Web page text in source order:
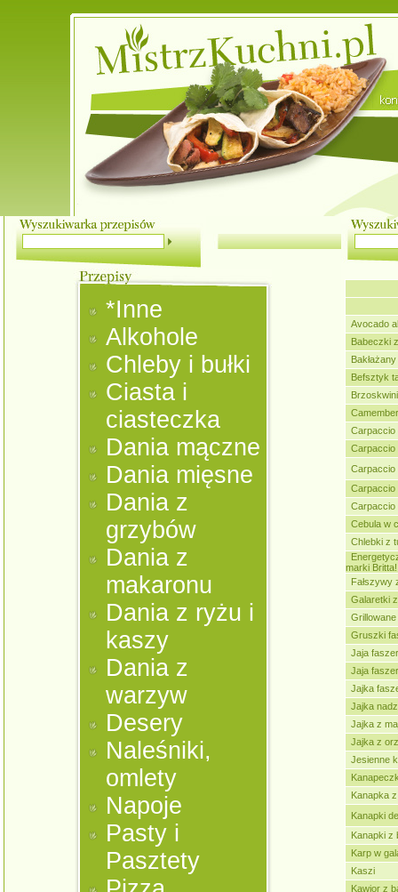
*Inne
Alkohole
Chleby i bułki
Ciasta i
ciasteczka
Dania mączne
Dania mięsne
Dania z
grzybów
Dania z
makaronu
Dania z ryżu i
kaszy
Dania z
warzyw
Desery
Naleśniki,
omlety
Napoje
Pasty i
Pasztety
Avocado
Babeczki
Befsztyk
Carpaccio
Carpaccio
Carpaccio
Carpaccio
Carpaccio
Cebula w
Chlebki z
marki Britta!
Fałszywy
Galaretki
Gruszki
Jaja
Jaja
Jajka
Jajka
Jajka z
Jajka z
Jesienne
Kanapka
Kanapki
Kanapki z
Karp w
Kaszi
Kawior z